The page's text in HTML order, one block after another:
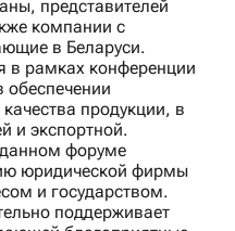
представителей
компании с
в Беларуси.
в рамках конференции
обеспечении
продукции, в
и экспортной.
форуме
юридической фирмы
и государством.
поддерживает